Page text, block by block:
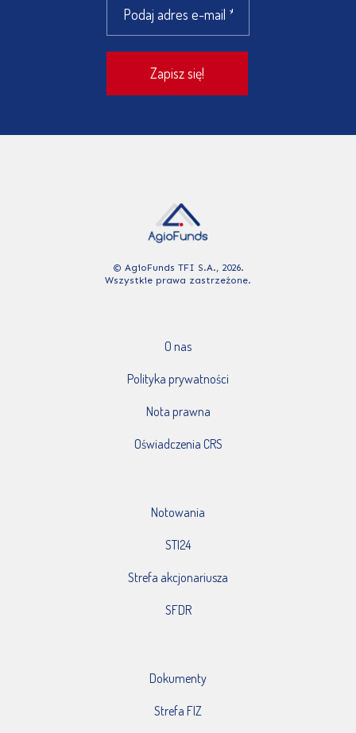
© AgioFunds TFI S.A., 2026.
Wszystkie prawa zastrzeżone.
O nas
Polityka prywatności
Nota prawna
Oświadczenia CRS
Notowania
STI24
Strefa akcjonariusza
SFDR
Dokumenty
Strefa FIZ